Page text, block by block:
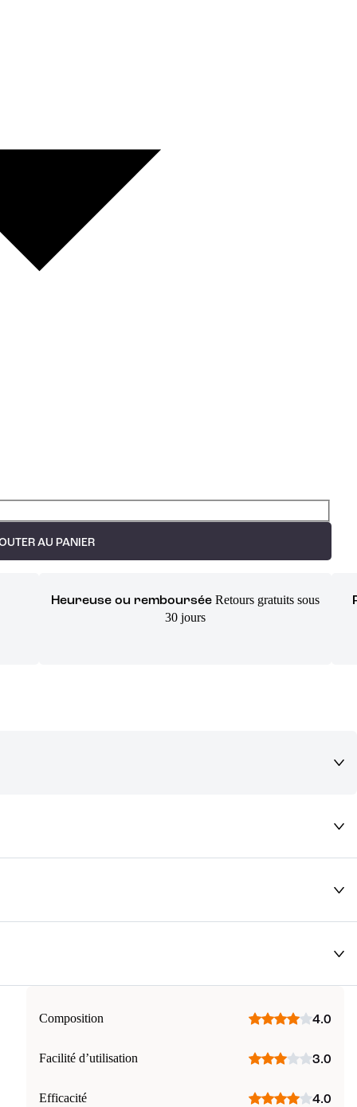
AU PANIER
Heureuse ou remboursée Retours gratuits sous
30 jours
Composition 4.0
Facilité d’utilisation 3.0
Efficacité 4.0